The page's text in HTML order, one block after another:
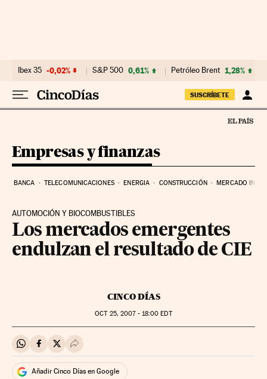
Ibex 35 -0,02% S&P 500 0,61% Petróleo Brent 1,28%
SUSCRÍBETE
Empresas y finanzas
BANCA TELECOMUNICACIONES ENERGIA CONSTRUCCIÓN MERCADO
AUTOMOCIÓN Y BIOCOMBUSTIBLES
Los mercados emergentes
endulzan el resultado de CIE
CINCO DÍAS
OCT25, 2007 - 18:00 EDT
Compartir en Whatsapp
Compartir en Facebook
Compartir en Twitter
Desplegar Redes Sociales
Añadir Cinco Días en Google